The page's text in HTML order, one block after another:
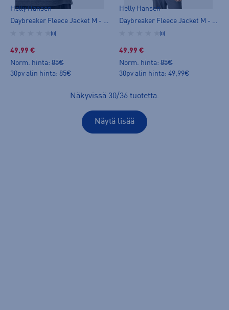
Helly Hansen
Daybreaker Fleece Jacket M - miesten fleecetakki
(0)
49,99 €
Norm. hinta: 85€
30pv alin hinta: 85€
Helly Hansen
Daybreaker Fleece Jacket M - miesten fleecetakki
(0)
49,99 €
Norm. hinta: 85€
30pv alin hinta: 49,99€
Näkyvissä 30/36 tuotetta.
Näytä lisää